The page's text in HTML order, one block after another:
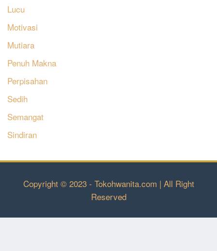
Lucu
Motivasi
Mutiara
Penuh Makna
Perpisahan
Sedih
Semangat
Sindiran
Copyright © 2023 - Tokohwanita.com | All Right
Reserved